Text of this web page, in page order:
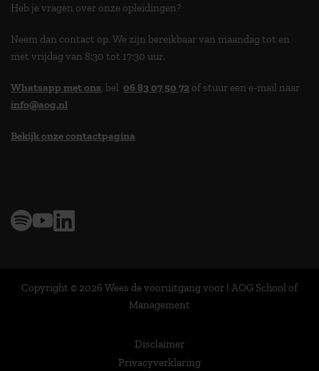
Heb je vragen over onze opleidingen?
Neem dan contact op. We zijn bereikbaar van maandag tot en
met vrijdag van 8:30 tot 17:30 uur.
Whatsapp met ons, bel 06 83 07 50 72 of stuur een e-mail naar
info@aog.nl
Bekijk onze contactpagina
Copyright © 2026 Wees de vooruitgang voor | AOG School of
Management
Disclaimer
Privacyverklaring